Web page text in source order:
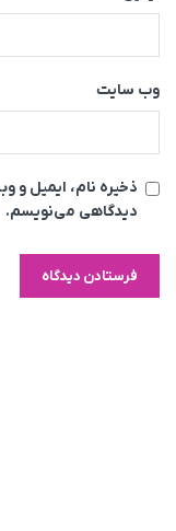
وب‌ سایت
ذخیره نام، ایمیل و
دیدگاهی می‌نویسم.